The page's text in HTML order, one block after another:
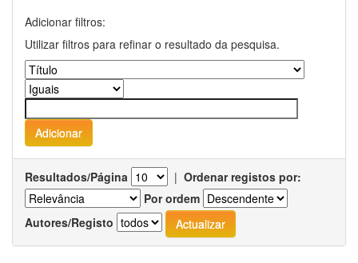
Adicionar filtros:
Utilizar filtros para refinar o resultado da pesquisa.
Resultados/Página | Ordenar registos por:
Por ordem
Autores/Registo